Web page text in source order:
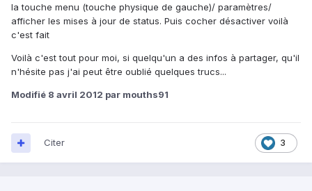
la touche menu (touche physique de gauche)/ paramètres/
afficher les mises à jour de status. Puis cocher désactiver voilà
c'est fait
Voilà c'est tout pour moi, si quelqu'un a des infos à partager, qu'il
n'hésite pas j'ai peut être oublié quelques trucs...
Modifié 8 avril 2012 par mouths91
3
Citer